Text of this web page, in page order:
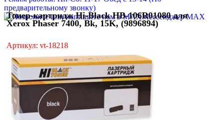
предварительному звонку)
Мессенджер MAX
Тонер-картридж Hi-Black HB-106R01080 для
Xerox Phaser 7400, Bk, 15K, (9896894)
Артикул: vt-18218